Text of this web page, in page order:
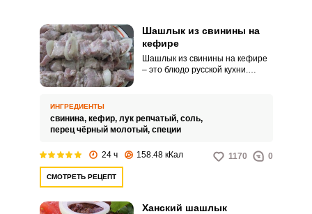
Шашлык из свинины на
кефире
Шашлык из свинины на кефире
– это блюдо русской кухни.
ИНГРЕДИЕНТЫ
свинина, кефир, лук репчатый, соль,
перец чёрный молотый, специи
24 ч 158.48 кКал 1170 0
СМОТРЕТЬ РЕЦЕПТ
Ханский шашлык